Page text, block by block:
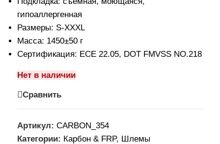
гипоаллергенная
Размеры: S-XXXL
Масса: 1450±50 г
Сертификация: ECE 22.05, DOT FMVSS NO.218
Нет в наличии
Сравнить
Артикул: CARBON_354
Категории: Карбон & FRP, Шлемы